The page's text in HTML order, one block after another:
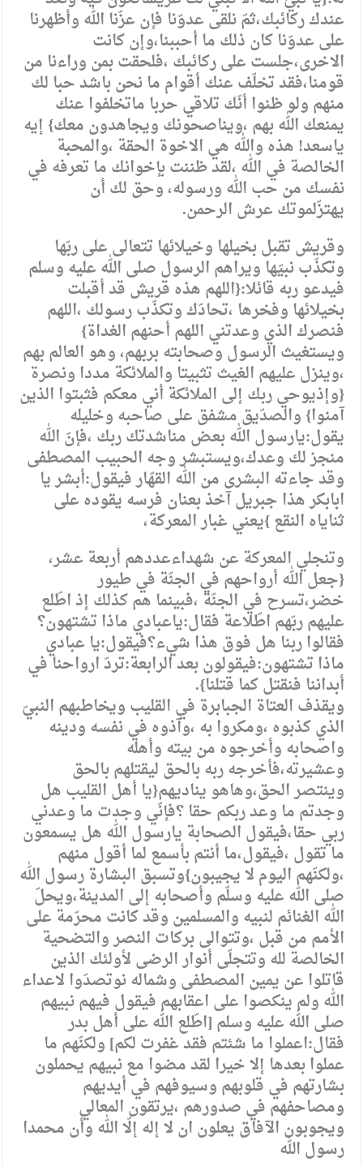
عندك ركائبك،ثمّ نلقى عدوّنا فإن عزّنا الله وأظهرنا
على عدوّنا كان ذلك ما أحببنا،وإن كانت
الاخرى،جلست على ركائبك ،فلحقت بمن وراءنا من
قومنا،فقد تخلّف عنك أقوام ما نحن باشد حبا لك
منهم ولو ظنوا أنّك تلاقي حربا ماتخلفوا عنك
يمنعك الله بهم ،ويناصحونك ويجاهدون معك} إيه
ياسعد! هذه والله هي الاخوة الحقة ،والمحبة
الخالصة في الله ،لقد ظننت بإخوانك ما تعرفه في
نفسك من حب الله ورسوله، وحق لك أن
يهتزّلموتك عرش الرحمن.
وقريش تقبل بخيلها وخيلائها تتعالى على ربّها
وتكذّب نبيّها ويراهم الرسول صلى الله عليه وسلم
فيدعو ربه قائلا:{اللهم هذه قريش قد أقبلت
بخيلائها وفخرها ،تحادّك وتكذّب رسولك ،اللهم
فنصرك الذي وعدتني اللهم أحنهم الغداة}
ويستغيث الرسول وصحابته بربهم، وهو العالم بهم
،وينزل عليهم الغيث تثبيتا والملائكة مددا ونصرة
{وإذيوحي ربك إلى الملائكة أني معكم فثبتوا الذين
آمنوا} والصدّيق مشفق على صاحبه وخليله
يقول:يارسول الله بعض مناشدتك ربك ،فإنّ الله
منجز لك وعدك،ويستبشر وجه الحبيب المصطفى
وقد جاءته البشرى من الله القهّار فيقول:أبشر يا
ابابكر هذا جبريل آخذ بعنان فرسه يقوده على
ثناياه النقع }يعني غبار المعركة،
وتنجلي المعركة عن شهداءعددهم أربعة عشر،
{جعل الله أرواحهم في الجنّة في طيور
خضر،تسرح في الجنّة ،فبينما هم كذلك إذ اطّلع
عليهم ربّهم اطّلاعة فقال:ياعبادي ماذا تشتهون؟
فقالوا ربنا هل فوق هذا شيء؟فيقول:يا عبادي
ماذا تشتهون:فيقولون بعد الرابعة:تردّ ارواحنا في
أبداننا فنقتل كما قتلنا}.
ويقذف العتاة الجبابرة في القليب ويخاطبهم النبيّ
الذي كذبوه ،ومكروا به ،وآذوه في نفسه ودينه
واصحابه وأخرجوه من بيته وأهله
وعشيرته،فأخرجه ربه بالحق ليقتلهم بالحق
وينتصر الحق،وهاهو يناديهم{يا أهل القليب هل
وجدتم ما وعد ربكم حقا ؟فإنّي وجدت ما وعدني
ربي حقا،فيقول الصحابة يارسول الله هل يسمعون
ما تقول ،فيقول،ما أنتم بأسمع لما أقول منهم
،ولكنّهم اليوم لا يجيبون}وتسبق البشارة رسول الله
صلى الله عليه وسلّم وأصحابه إلى المدينة،ويحلّ
الله الغنائم لنبيه والمسلمين وقد كانت محرّمة على
الأمم من قبل ،وتتوالى بركات النصر والتضحية
الخالصة لله وتتجلّى أنوار الرضى لأولئك الذين
قاتلوا عن يمين المصطفى وشماله نوتصدّوا لاعداء
الله ولم ينكصوا على اعقابهم فيقول فيهم نبيهم
صلى الله عليه وسلم [اطّلع الله على أهل بدر
فقال:اعملوا ما شئتم فقد غفرت لكم] ولكنّهم ما
عملوا بعدها إلا خيرا لقد مضوا مع نبيهم يحملون
بشارتهم في قلوبهم وسيوفهم في أيديهم
ومصاحفهم في صدورهم ،يرتقون المعالي
ويجوبون الآفاق يعلون ان لا إله إلّا الله وأن محمدا
رسول الله